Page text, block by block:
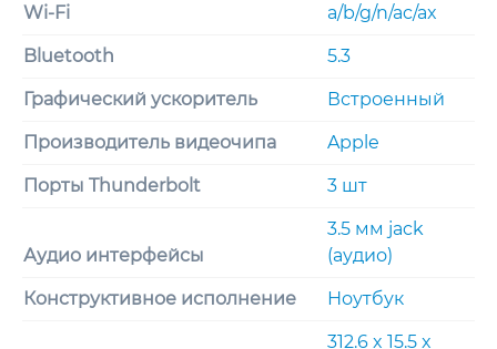
Wi-Fi
a/b/g/n/ac/ax
Bluetooth 5.3
Графический ускоритель Встроенный
Производитель видеочипа Apple
Порты Thunderbolt 3 шт
Аудио интерфейсы
3.5 мм jack
(аудио)
Конструктивное исполнение Ноутбук
312.6 x 15.5 x